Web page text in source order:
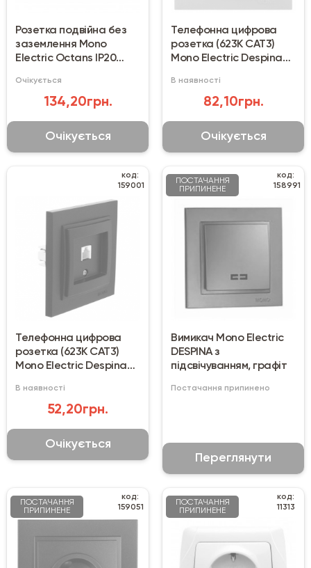
Розетка подвійна без
заземлення Mono
Electric Octans IP20
Очікується
134,20грн.
Очікується
Телефонна цифрова
розетка (623K CAT3)
Mono Electric Despina
В наявності
82,10грн.
Очікується
код:
159001
Телефонна цифрова
розетка (623K CAT3)
Mono Electric Despina
В наявності
52,20грн.
Очікується
ПОСТАЧАННЯ
ПРИПИНЕНЕ
код:
158991
Вимикач Mono Electric
DESPINA з
підсвічуванням, графіт
Постачання припинено
Переглянути
ПОСТАЧАННЯ
ПРИПИНЕНЕ
код:
159051
ПОСТАЧАННЯ
ПРИПИНЕНЕ
код:
11313